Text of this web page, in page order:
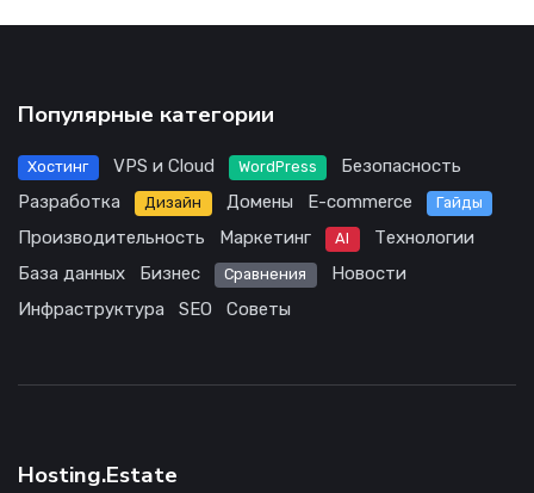
Популярные категории
Хостинг VPS и Cloud WordPress
Безопасность
Разработка
Дизайн Домены E-commerce Гайды
Производительность Маркетинг AI
Технологии
База данных
Бизнес Сравнения
Новости
Инфраструктура
SEO Советы
Hosting.Estate